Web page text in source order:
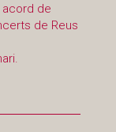
acord de
de Reus